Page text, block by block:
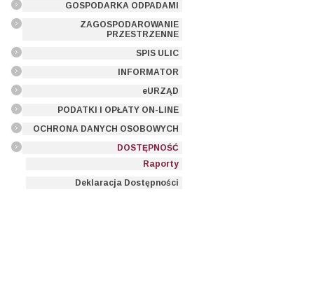
GOSPODARKA ODPADAMI
ZAGOSPODAROWANIE
PRZESTRZENNE
SPIS ULIC
INFORMATOR
eURZĄD
PODATKI I OPŁATY ON-LINE
OCHRONA DANYCH OSOBOWYCH
DOSTĘPNOŚĆ
Raporty
Deklaracja Dostępności